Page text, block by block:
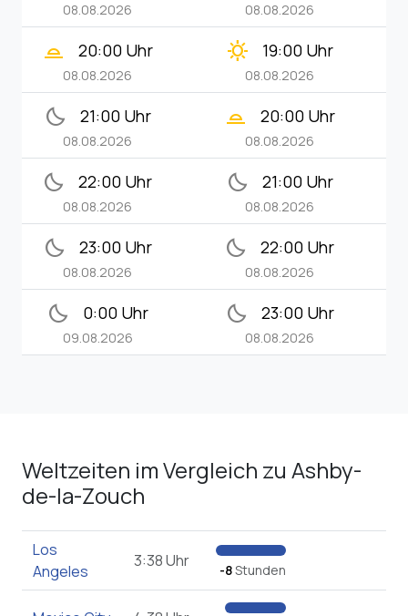
08.08.2026 08.08.2026
wb_twilight_2 20:00 Uhr
08.08.2026
clear_day 19:00 Uhr
08.08.2026
bedtime 21:00 Uhr
08.08.2026
wb_twilight_2 20:00 Uhr
08.08.2026
bedtime 22:00 Uhr
08.08.2026
bedtime 21:00 Uhr
08.08.2026
bedtime 23:00 Uhr
08.08.2026
bedtime 22:00 Uhr
08.08.2026
bedtime 0:00 Uhr
09.08.2026
bedtime 23:00 Uhr
08.08.2026
Weltzeiten im Vergleich zu Ashby-
de-la-Zouch
Los
Angeles
3:38 Uhr -8Stunden